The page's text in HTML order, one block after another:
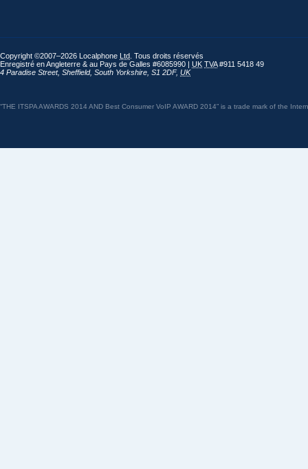
Copyright ©2007–2026 Localphone Ltd . Tous droits réservés
Enregistré en Angleterre & au Pays de Galles #6085990 | UK TVA#911 5418 49
4 Paradise Street, Sheffield, South Yorkshire S1 2DF, UK
“THE ITSPA AWARDS 2014 AND Best Consumer VoIP AWARD 2014” is a trade mark of the